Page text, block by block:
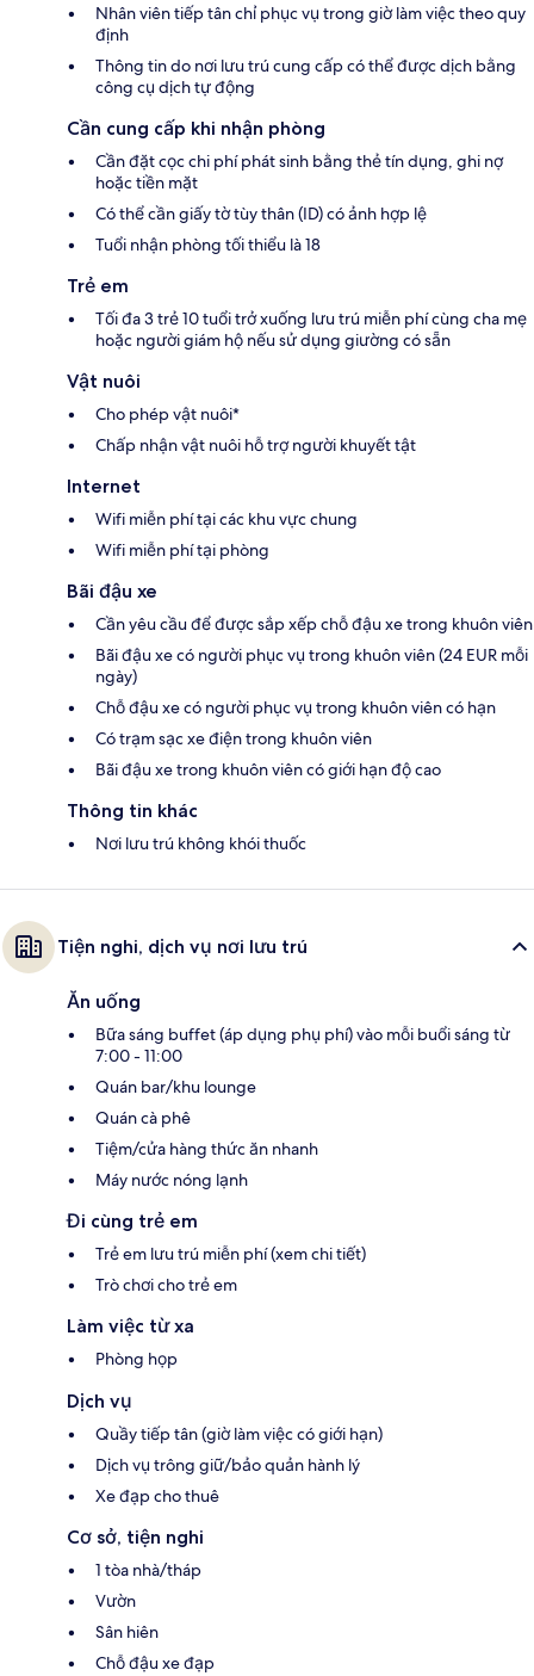
Nhân viên tiếp tân chỉ phục vụ trong giờ làm việc theo quy
định
Thông tin do nơi lưu trú cung cấp có thể được dịch bằng
công cụ dịch tự động
Cần cung cấp khi nhận phòng
Cần đặt cọc chi phí phát sinh bằng thẻ tín dụng, ghi nợ
hoặc tiền mặt
Có thể cần giấy tờ tùy thân (ID) có ảnh hợp lệ
Tuổi nhận phòng tối thiểu là 18
Trẻ em
Tối đa 3 trẻ 10 tuổi trở xuống lưu trú miễn phí cùng cha mẹ
hoặc người giám hộ nếu sử dụng giường có sẵn
Vật nuôi
Cho phép vật nuôi*
Chấp nhận vật nuôi hỗ trợ người khuyết tật
Internet
Wifi miễn phí tại các khu vực chung
Wifi miễn phí tại phòng
Bãi đậu xe
Cần yêu cầu để được sắp xếp chỗ đậu xe trong khuôn viên
Bãi đậu xe có người phục vụ trong khuôn viên (24 EUR mỗi
ngày)
Chỗ đậu xe có người phục vụ trong khuôn viên có hạn
Có trạm sạc xe điện trong khuôn viên
Bãi đậu xe trong khuôn viên có giới hạn độ cao
Thông tin khác
Nơi lưu trú không khói thuốc
Tiện nghi, dịch vụ nơi lưu trú
Ăn uống
Bữa sáng buffet (áp dụng phụ phí) vào mỗi buổi sáng từ
7:00 - 11:00
Quán bar/khu lounge
Quán cà phê
Tiệm/cửa hàng thức ăn nhanh
Máy nước nóng lạnh
Đi cùng trẻ em
Trẻ em lưu trú miễn phí (xem chi tiết)
Trò chơi cho trẻ em
Làm việc từ xa
Phòng họp
Dịch vụ
Quầy tiếp tân (giờ làm việc có giới hạn)
Dịch vụ trông giữ/bảo quản hành lý
Xe đạp cho thuê
Cơ sở, tiện nghi
1 tòa nhà/tháp
Vườn
Sân hiên
Chỗ đậu xe đạp